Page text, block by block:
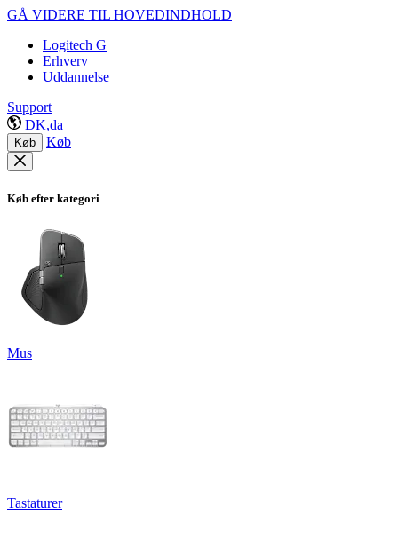
GÅ VIDERE TIL HOVEDINDHOLD
Logitech G
Erhverv
Uddannelse
Support
DK,da
Køb Køb
Køb efter kategori
Mus
Tastaturer